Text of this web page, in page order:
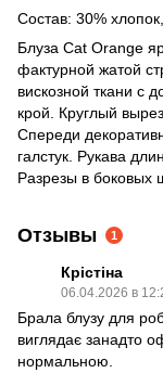
Состав: 30%
Блуза Cat Orange
фактурной жатой
вискозной ткани с
крой. Круглый
Спереди
галстук. Рукава
Разрезы в боковых
Отзывы 1
Крістіна
06.04.2026 в
Брала блузу для
виглядає занадто
нормальною.